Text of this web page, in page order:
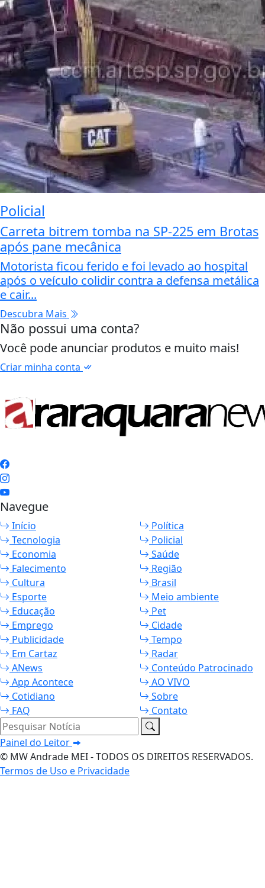
Policial
Carreta bitrem tomba na SP-225 em Brotas
após pane mecânica
Motorista ficou ferido e foi levado ao hospital
após o veículo colidir contra a defensa metálica
e cair...
Descubra Mais
Não possui uma conta?
Você pode anunciar produtos e muito mais!
Criar minha conta
Navegue
Início
Política
Tecnologia
Policial
Economia
Saúde
Falecimento
Região
Cultura
Brasil
Esporte
Meio ambiente
Educação
Pet
Emprego
Cidade
Publicidade
Tempo
Em Cartaz
Radar
ANews
Conteúdo Patrocinado
App Acontece
AO VIVO
Cotidiano
Sobre
FAQ
Contato
Pesquisar Notícia
Painel do Leitor
© MW Andrade MEI - TODOS OS DIREITOS RESERVADOS.
Termos de Uso e Privacidade